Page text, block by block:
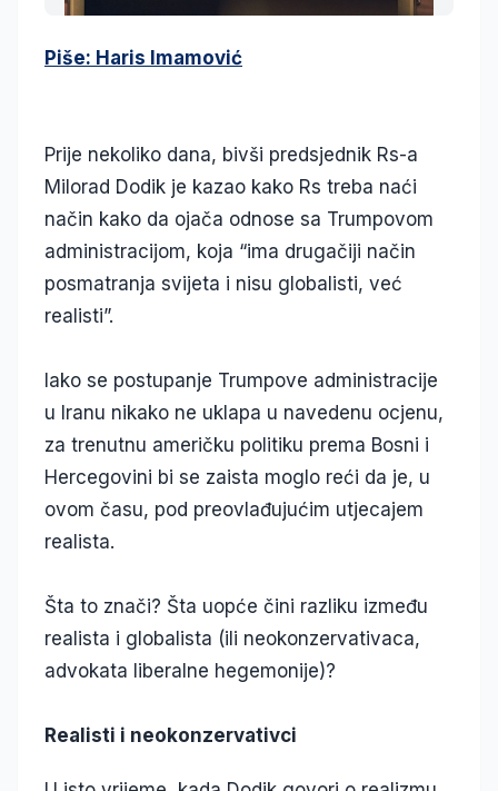
Piše: Haris Imamović
Prije nekoliko dana, bivši predsjednik Rs-a
Milorad Dodik je kazao kako Rs treba naći
način kako da ojača odnose sa Trumpovom
administracijom, koja “ima drugačiji način
posmatranja svijeta i nisu globalisti, već
realisti”.
Iako se postupanje Trumpove administracije
u Iranu nikako ne uklapa u navedenu ocjenu,
za trenutnu američku politiku prema Bosni i
Hercegovini bi se zaista moglo reći da je, u
ovom času, pod preovlađujućim utjecajem
realista.
Šta to znači? Šta uopće čini razliku između
realista i globalista (ili neokonzervativaca,
advokata liberalne hegemonije)?
Realisti i neokonzervativci